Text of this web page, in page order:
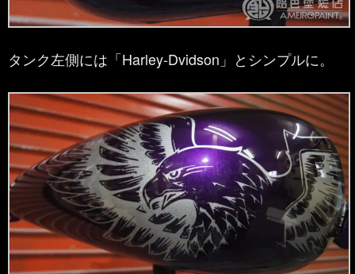
タンク左側には「Harley-Dvidson」とシンプルに。